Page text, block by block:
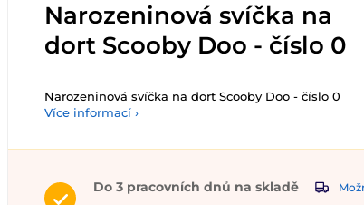
Narozeninová svíčka na
dort Scooby Doo - číslo 0
Narozeninová svíčka na dort Scooby Doo - číslo 0
Více informací ›
Do 3 pracovních dnů na skladě